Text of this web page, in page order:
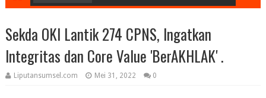
Sekda OKI Lantik 274 CPNS, Ingatkan
Integritas dan Core Value 'BerAKHLAK' .
Liputansumsel.com Mei 31, 2022 0